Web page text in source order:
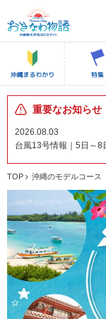
重要なお知らせ
2026.08.03
台風13号情報｜5日～8
TOP 沖縄のモデルコース